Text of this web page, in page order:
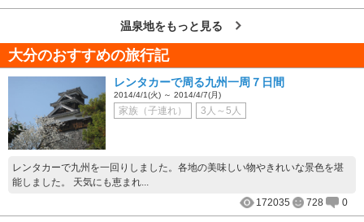
温泉地をもっと見る
大分のおすすめの旅行記
レンタカーで周る九州一周７日間
2014/4/1(火) ～ 2014/4/7(月)
家族（子連れ） 3人～5人
レンタカーで九州を一回りしました。各地の美味しい物やきれいな景色を堪
能しました。 天気にも恵まれ...
172035
728 0